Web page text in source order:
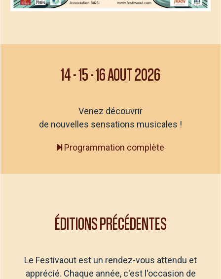
14-15-16 AOUT 2026
Venez découvrir
de nouvelles sensations musicales !
Programmation complète
ÉDITIONS PRÉCÉDENTES
Le Festivaout est un rendez-vous attendu et
apprécié. Chaque année, c'est l'occasion de